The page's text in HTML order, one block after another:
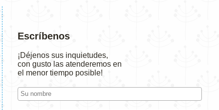
Escríbenos
¡Déjenos sus inquietudes,
con gusto las atenderemos en
el menor tiempo posible!